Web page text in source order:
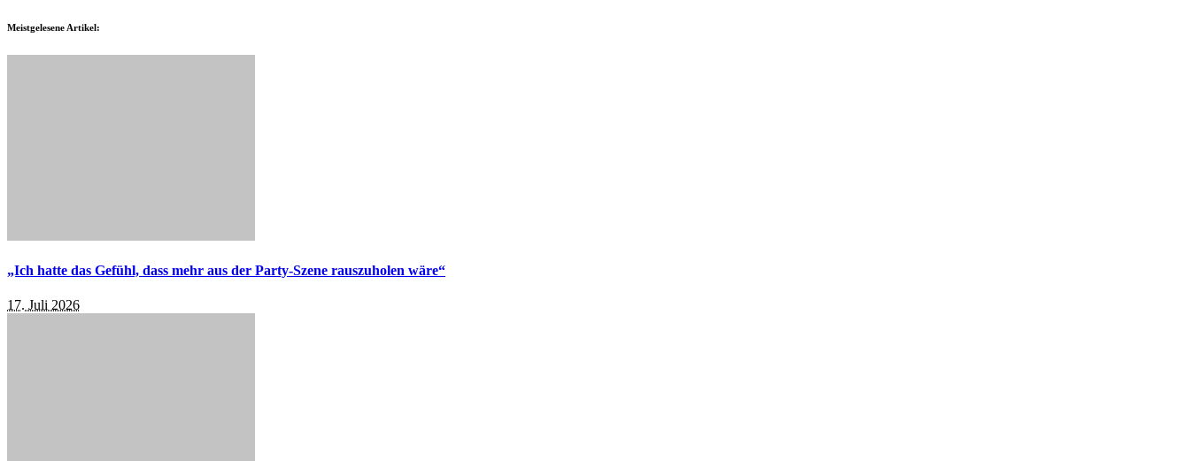
Meistgelesene Artikel:
„Ich hatte das Gefühl, dass mehr aus der Party-Szene rauszuholen wäre“
17. Juli 2026